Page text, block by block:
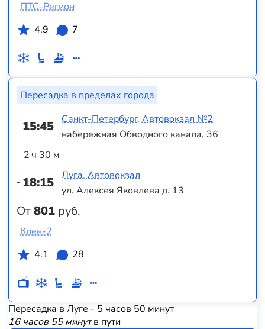
ПТС-Регион
4.9
7
Пересадка в пределах города
15:45
2 ч 30 м
18:15
От801 руб.
Санкт-Петербург, Автовокзал №2
набережная Обводного канала, 36
Луга, Автовокзал
ул. Алексея Яковлева д. 13
Клен-2
4.1
28
Пересадка в Луге - 5 часов 50 минут
16 часов 55 минутв пути